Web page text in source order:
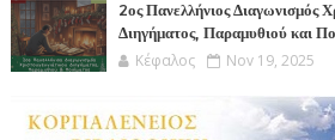
2ος Πανελλήνιος Διαγωνισμός
Διηγήματος, Παραμυθιού και
Κέφαλος Nov 19, 2025